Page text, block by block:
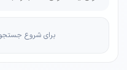
برای شروع جستجو، حداقل 2